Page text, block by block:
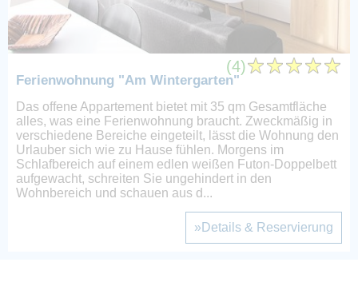
(4)
»Details & Reservierung
Ferienwohnung "Am Wintergarten"
Das offene Appartement bietet mit 35 qm Gesamtfläche
alles, was eine Ferienwohnung braucht. Zweckmäßig in
verschiedene Bereiche eingeteilt, lässt die Wohnung den
Urlauber sich wie zu Hause fühlen. Morgens im
Schlafbereich auf einem edlen weißen Futon-Doppelbett
aufgewacht, schreiten Sie ungehindert in den
Wohnbereich und schauen aus d...